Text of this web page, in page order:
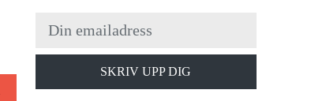
SKRIV UPP DIG